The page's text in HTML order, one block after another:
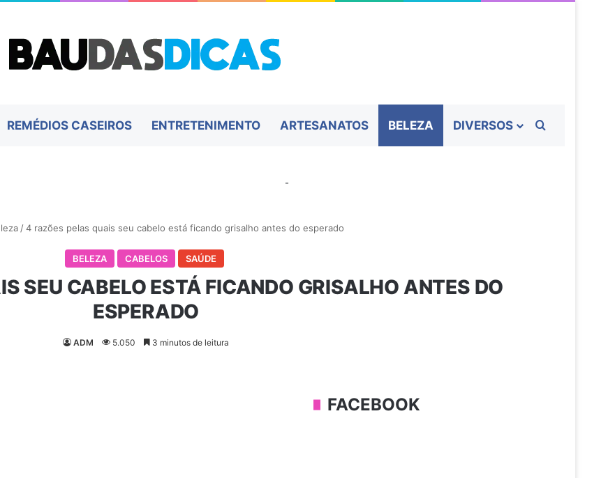
REMÉDIOS CASEIROS ENTRETENIMENTO ARTESANATOS BELEZA DIVERSOS
-
/ 4 razões pelas quais seu cabelo está ficando grisalho antes do esperado
BELEZA CABELOS SAÚDE
SEU CABELO ESTÁ FICANDO GRISALHO ANTES DO
ESPERADO
ADM 5.050 3 minutos de leitura
FACEBOOK